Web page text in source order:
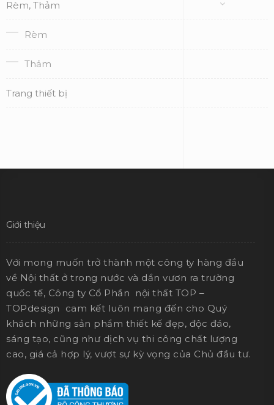
Rèm, Thảm
Rèm
Thảm
Trang thiết bị
Giới thiệu
Với mong muốn trở thành một công ty hàng đầu
về Nội thất ở trong nước và dần vươn ra trường
quốc tế, Công ty Cổ Phần nội thất TOP –
TOPdesign cam kết luôn mang đến cho Quý
khách những sản phẩm thiết kế đẹp, độc đáo,
sáng tạo, cũng như dịch vụ thi công chất lượng
cao, giá cả hợp lý, vượt sự kỳ vọng của Chủ đầu tư.